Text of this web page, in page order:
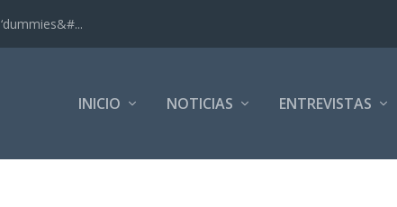
INICIO NOTICIAS ENTREVISTAS